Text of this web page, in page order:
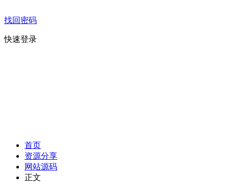
找回密码
快速登录
首页
资源分享
网站源码
正文